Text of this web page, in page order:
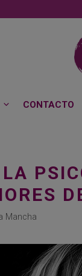
CONTACTO
Mancha